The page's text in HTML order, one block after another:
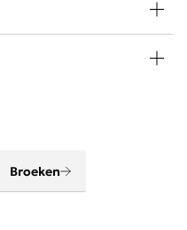
centraal bij
van deze tijd.
Broeken